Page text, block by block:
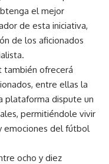
el mejor
de esta iniciativa,
de los aficionados
también ofrecerá
entre ellas la
plataforma dispute un
permitiéndole vivir
emociones del fútbol
ocho y diez